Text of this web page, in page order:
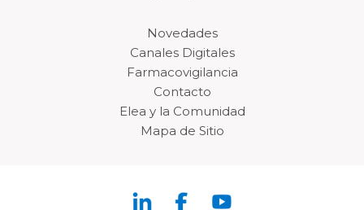
Novedades
Canales Digitales
Farmacovigilancia
Contacto
Elea y la Comunidad
Mapa de Sitio